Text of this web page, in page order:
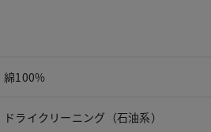
綿100%
ドライクリーニング（石油系）